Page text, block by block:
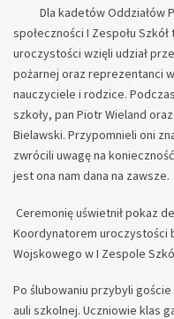
Dla kadetów Oddziałów
społeczności I Zespołu
uroczystości wzięli udział
pożarnej oraz reprezentanci
nauczyciele i rodzice.
szkoły, pan Piotr Wieland
Bielawski. Przypomnieli oni
zwrócili uwagę na
jest ona nam dana na zawsze.
Ceremonię uświetnił pokaz
Koordynatorem uroczystości
Wojskowego w I Zespole
Po ślubowaniu przybyli
auli szkolnej. Uczniowie klas